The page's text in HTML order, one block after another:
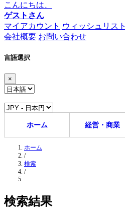
こんにちは、
ゲストさん
マイアカウント ウィッシュリスト
会社概要 お問い合わせ
言語選択
×
ホーム 経営・商業
ホーム
/
検索
/
検索結果